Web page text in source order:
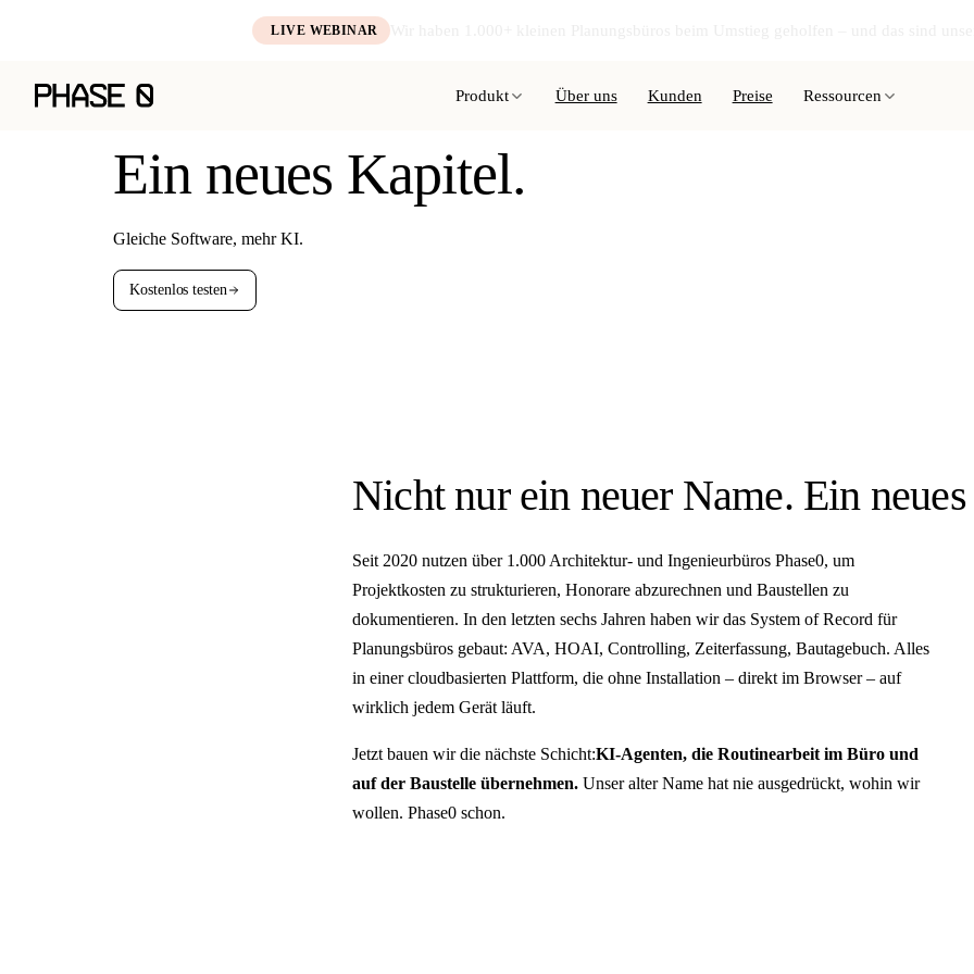
LIVE WEBINAR Wir haben 1.000+ kleinen Planungsbüros beim Umstieg geholfen – und das sind
Produkt Über uns Kunden Preise Ressourcen
Ein neues Kapitel.
Gleiche Software, mehr KI.
Kostenlos testen
Nicht nur ein neuer Name. Ein
Seit 2020 nutzen über 1.000 Architektur- und Ingenieurbüros Phase0, um
Projektkosten zu strukturieren, Honorare abzurechnen und Baustellen zu
dokumentieren. In den letzten sechs Jahren haben wir das System of Record für
Planungsbüros gebaut: AVA, HOAI, Controlling, Zeiterfassung, Bautagebuch. Alles
in einer cloudbasierten Plattform, die ohne Installation – direkt im Browser – auf
wirklich jedem Gerät läuft.
Jetzt bauen wir die nächste Schicht:KI-Agenten, die Routinearbeit im Büro und
auf der Baustelle übernehmen. Unser alter Name hat nie ausgedrückt, wohin wir
wollen. Phase0 schon.